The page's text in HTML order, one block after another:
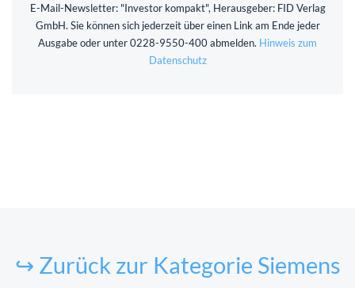
E-Mail-Newsletter: "Investor kompakt", Herausgeber: FID Verlag
GmbH. Sie können sich jederzeit über einen Link am Ende jeder
Ausgabe oder unter 0228-9550-400 abmelden. Hinweis zum
Datenschutz
↪ Zurück zur Kategorie Siemens